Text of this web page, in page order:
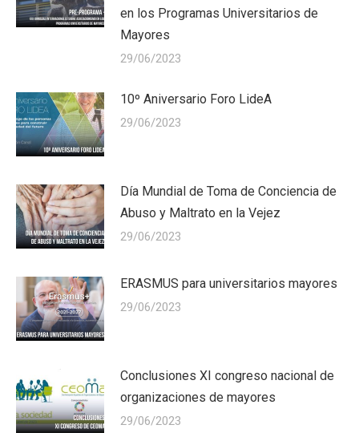
en los Programas Universitarios de
Mayores
29/06/2023
10º Aniversario Foro LideA
29/06/2023
Día Mundial de Toma de Conciencia de
Abuso y Maltrato en la Vejez
29/06/2023
ERASMUS para universitarios mayores
29/06/2023
Conclusiones XI congreso nacional de
organizaciones de mayores
29/06/2023